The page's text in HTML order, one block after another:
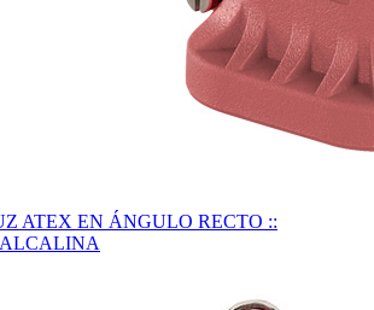
ATEX EN ÁNGULO RECTO ::